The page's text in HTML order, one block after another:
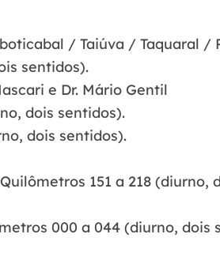
/ Taiúva / Taquaral /
sentidos).
e Dr. Mário Gentil
dois sentidos).
dois sentidos).
151 a 218 (diurno,
000 a 044 (diurno, dois